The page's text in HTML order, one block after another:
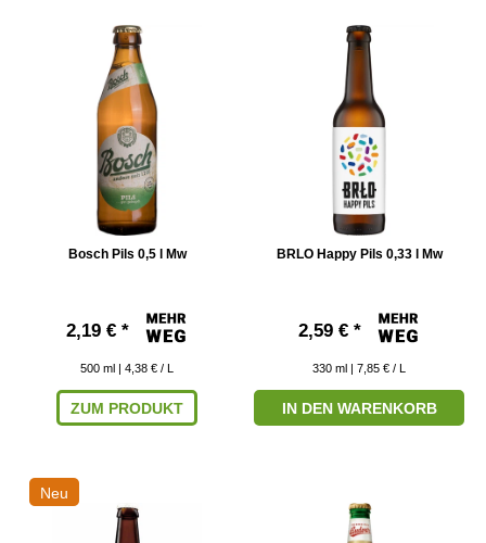
Bosch Pils 0,5 l Mw
2,19 € *
500 ml | 4,38 € / L
ZUM PRODUKT
BRLO Happy Pils 0,33 l Mw
2,59 € *
330 ml | 7,85 € / L
IN DEN WARENKORB
Neu